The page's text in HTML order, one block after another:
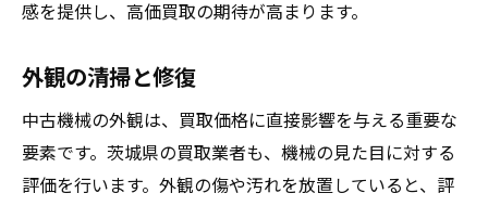
感を提供し、高価買取の期待が高まります。
外観の清掃と修復
中古機械の外観は、買取価格に直接影響を与える重要な
要素です。茨城県の買取業者も、機械の見た目に対する
評価を行います。外観の傷や汚れを放置していると、評